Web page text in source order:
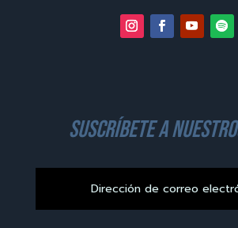
suscríbete a